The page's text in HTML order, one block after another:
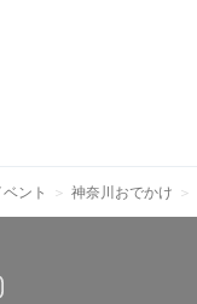
ント 神奈川おでかけ